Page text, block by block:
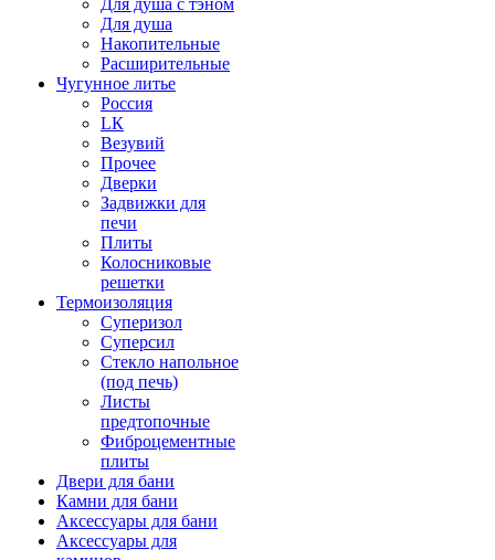
Для душа с тэном
Для душа
Накопительные
Расширительные
Чугунное литье
Россия
LК
Везувий
Прочее
Дверки
Задвижки для
печи
Плиты
Колосниковые
решетки
Термоизоляция
Суперизол
Суперсил
Стекло напольное
(под печь)
Листы
предтопочные
Фиброцементные
плиты
Двери для бани
Камни для бани
Аксессуары для бани
Аксессуары для